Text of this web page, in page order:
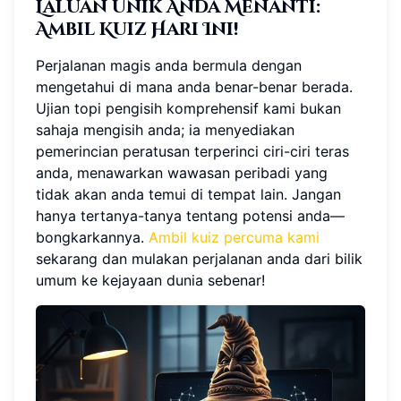
Laluan Unik Anda Menanti:
Ambil Kuiz Hari Ini!
Perjalanan magis anda bermula dengan
mengetahui di mana anda benar-benar berada.
Ujian topi pengisih komprehensif kami bukan
sahaja mengisih anda; ia menyediakan
pemerincian peratusan terperinci ciri-ciri teras
anda, menawarkan wawasan peribadi yang
tidak akan anda temui di tempat lain. Jangan
hanya tertanya-tanya tentang potensi anda—
bongkarkannya. Ambil kuiz percuma kami
sekarang dan mulakan perjalanan anda dari bilik
umum ke kejayaan dunia sebenar!